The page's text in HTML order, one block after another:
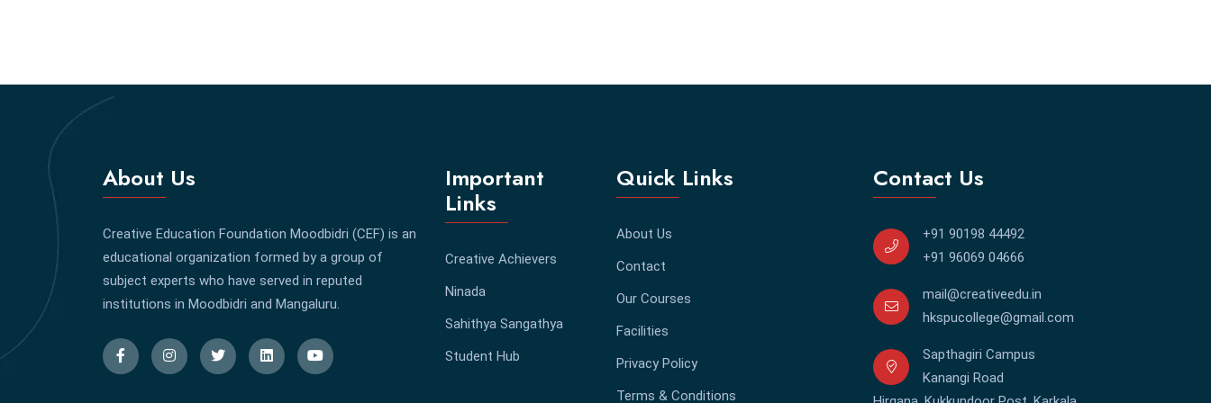
About Us
Creative Education Foundation Moodbidri (CEF) is an
educational organization formed by a group of
subject experts who have served in reputed
institutions in Moodbidri and Mangaluru.
Important
Links
Creative Achievers
Ninada
Sahithya Sangathya
Student Hub
Quick Links
About Us
Contact
Our Courses
Facilities
Privacy Policy
Terms & Conditions
Contact Us
+91 90198 44492
+91 96069 04666
mail@creativeedu.in
hkspucollege@gmail.com
Sapthagiri Campus
Kanangi Road